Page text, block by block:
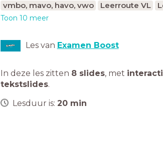
vmbo, mavo, havo, vwo
Leerroute VL
Toon 10 meer
Les van Examen Boost
In deze les zitten 8 slides, met
tekstslides.
Lesduur is: 20 min